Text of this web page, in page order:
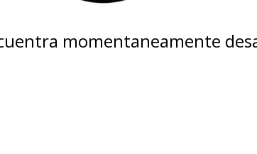
momentaneamente